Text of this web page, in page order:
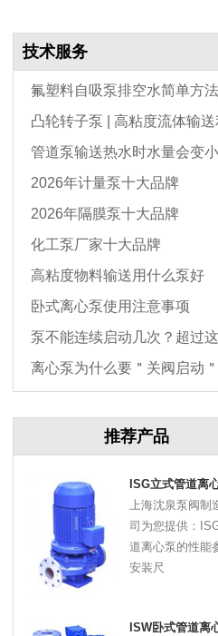
技术服务
氟塑料自吸泵排空水简单方法
凸轮转子泵 | 高粘度流体输送
选型与维护全指南
管道泵输送热水时水量会变
2026年计量泵十大品牌
2026年隔膜泵十大品牌
化工泵厂家十大品牌
高粘度物料输送用什么泵好
卧式离心泵使用注意事项
泵不能连续启动几次？超过
数，电机必坏
离心泵为什么要＂关阀启动
推荐产品
ISG立式管道离
上海沈泉泵阀制
司为您提供：
道离心泵的性能
安装尺
ISW卧式管道离